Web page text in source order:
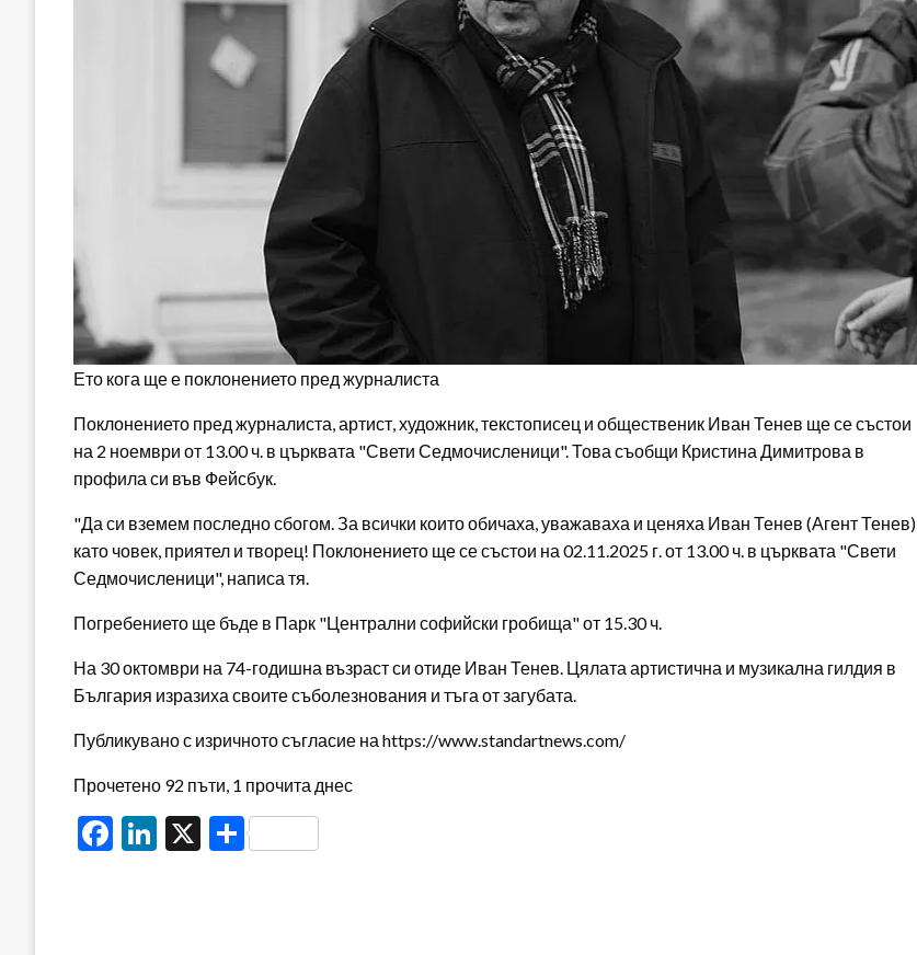
Ето кога ще е поклонението пред журналиста
Поклонението пред журналиста, артист, художник, текстописец и общественик Иван Тенев ще се състои
на 2 ноември от 13.00 ч. в църквата "Свети Седмочисленици". Това съобщи Кристина Димитрова в
профила си във Фейсбук.
"Да си вземем последно сбогом. За всички които обичаха, уважаваха и ценяха Иван Тенев (Агент Тенев)
като човек, приятел и творец! Поклонението ще се състои на 02.11.2025 г. от 13.00 ч. в църквата "Свети
Седмочисленици", написа тя.
Погребението ще бъде в Парк "Централни софийски гробища" от 15.30 ч.
На 30 октомври на 74-годишна възраст си отиде Иван Тенев. Цялата артистична и музикална гилдия в
България изразиха своите съболезнования и тъга от загубата.
Публикувано с изричното съгласие на https://www.standartnews.com/
Прочетено 92 пъти, 1 прочита днес
Facebook
LinkedIn
X Share